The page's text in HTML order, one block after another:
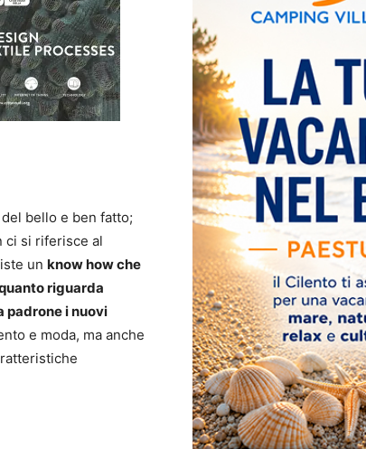
bello e ben fatto;
ci si riferisce al
un know how che
riguarda
padrone i nuovi
e moda, ma anche